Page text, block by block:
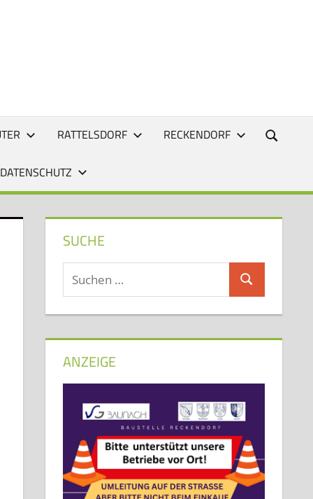
RATTELSDORF RECKENDORF
SUCHE
Suchen
nach:
Suchen
ANZEIGE